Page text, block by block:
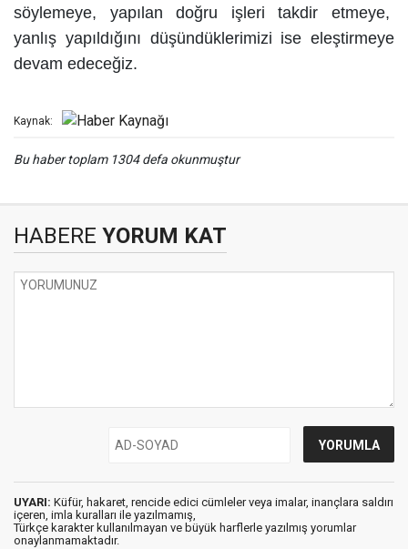
söylemeye, yapılan doğru işleri takdir etmeye,
yanlış yapıldığını düşündüklerimizi ise eleştirmeye
devam edeceğiz.
Kaynak:
Bu haber toplam 1304 defa okunmuştur
HABERE YORUM KAT
UYARI: Küfür, hakaret, rencide edici cümleler veya imalar, inançlara saldırı
içeren, imla kuralları ile yazılmamış,
Türkçe karakter kullanılmayan ve büyük harflerle yazılmış yorumlar
onaylanmamaktadır.